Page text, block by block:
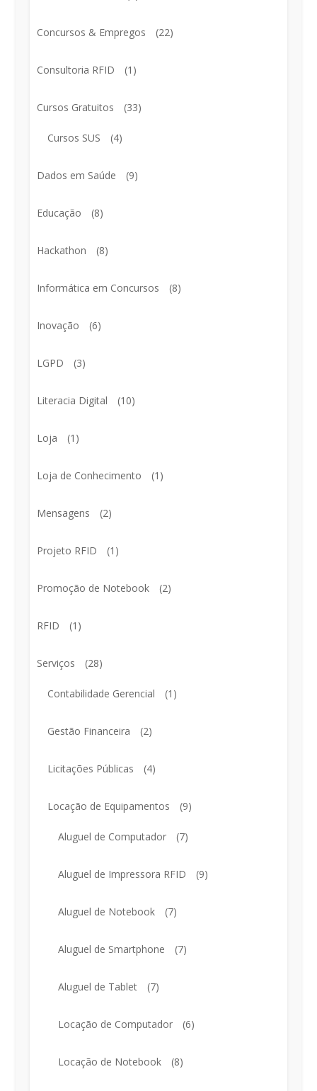
Concursos & Empregos (22)
Consultoria RFID (1)
Cursos Gratuitos (33)
Cursos SUS (4)
Dados em Saúde (9)
Educação (8)
Hackathon (8)
Informática em Concursos (8)
Inovação (6)
LGPD (3)
Literacia Digital (10)
Loja (1)
Loja de Conhecimento (1)
Mensagens (2)
Projeto RFID (1)
Promoção de Notebook (2)
RFID (1)
Serviços (28)
Contabilidade Gerencial (1)
Gestão Financeira (2)
Licitações Públicas (4)
Locação de Equipamentos (9)
Aluguel de Computador (7)
Aluguel de Impressora RFID (9)
Aluguel de Notebook (7)
Aluguel de Smartphone (7)
Aluguel de Tablet (7)
Locação de Computador (6)
Locação de Notebook (8)